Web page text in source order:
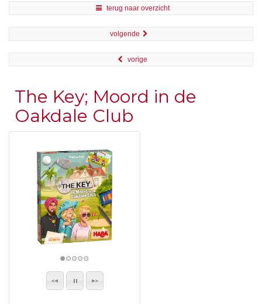
terug naar overzicht
volgende
vorige
The Key; Moord in de
Oakdale Club